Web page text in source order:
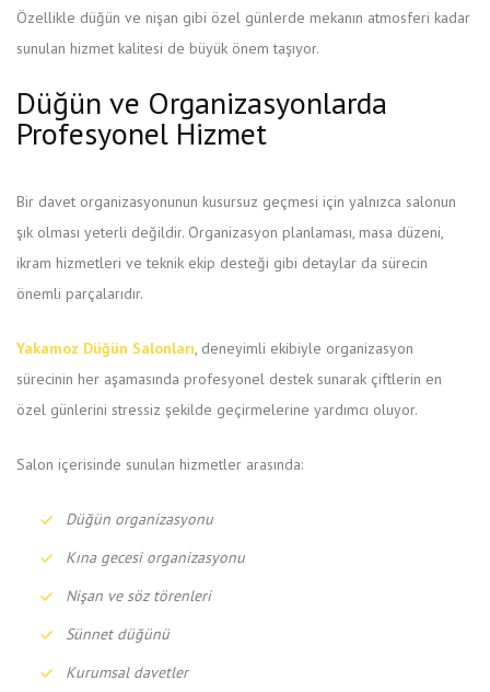
Özellikle düğün ve nişan gibi özel günlerde mekanın atmosferi kadar
sunulan hizmet kalitesi de büyük önem taşıyor.
Düğün ve Organizasyonlarda
Profesyonel Hizmet
Bir davet organizasyonunun kusursuz geçmesi için yalnızca salonun
şık olması yeterli değildir. Organizasyon planlaması, masa düzeni,
ikram hizmetleri ve teknik ekip desteği gibi detaylar da sürecin
önemli parçalarıdır.
Yakamoz Düğün Salonları, deneyimli ekibiyle organizasyon
sürecinin her aşamasında profesyonel destek sunarak çiftlerin en
özel günlerini stressiz şekilde geçirmelerine yardımcı oluyor.
Salon içerisinde sunulan hizmetler arasında:
Düğün organizasyonu
Kına gecesi organizasyonu
Nişan ve söz törenleri
Sünnet düğünü
Kurumsal davetler